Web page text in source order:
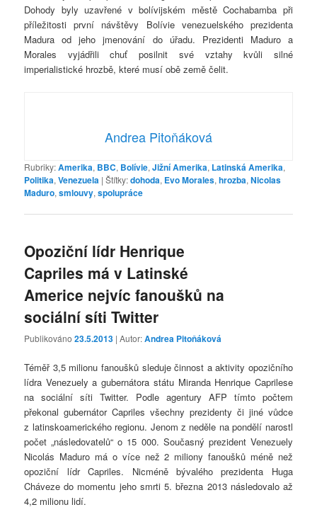
Dohody byly uzavřené v bolívijském městě Cochabamba při
příležitosti první návštěvy Bolívie venezuelského prezidenta
Madura od jeho jmenování do úřadu. Prezidenti Maduro a
Morales vyjádřili chuť posilnit své vztahy kvůli silné
imperialistické hrozbě, které musí obě země čelit.
Andrea Pitoňáková
Rubriky:Amerika, BBC, Bolívie,Jižní Amerika, Latinská Amerika,
Politika,Venezuela |Štítky:dohoda, Evo Morales,hrozba,Nicolas
Maduro,smlouvy,spolupráce
Opoziční lídr Henrique
Capriles má v Latinské
Americe nejvíc fanoušků na
sociální síti Twitter
Publikováno23.5.2013 | Autor:Andrea Pitoňáková
Téměř 3,5 milionu fanoušků sleduje činnost a aktivity opozičního
lídra Venezuely a gubernátora státu Miranda Henrique Caprilese
na sociální síti Twitter. Podle agentury AFP tímto počtem
překonal gubernátor Capriles všechny prezidenty či jiné vůdce
z latinskoamerického regionu. Jenom z neděle na pondělí narostl
počet „následovatelů“ o 15 000. Současný prezident Venezuely
Nicolás Maduro má o více než 2 miliony fanoušků méně než
opoziční lídr Capriles. Nicméně bývalého prezidenta Huga
Cháveze do momentu jeho smrti 5. března 2013 následovalo až
4,2 milionu lidí.